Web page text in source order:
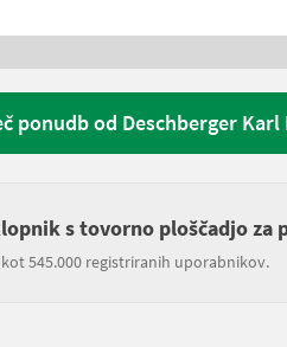
ponudb od Deschberger
s tovorno ploščadjo za
545.000 registriranih uporabnikov.